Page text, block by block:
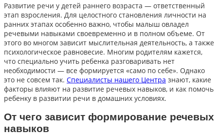
Развитие речи у детей раннего возраста — ответственный
этап взросления. Для целостного становления личности на
ранних этапах особенно важно, чтобы малыш овладел
речевыми навыками своевременно и в полном объеме. От
этого во многом зависит мыслительная деятельность, а также
психологическое равновесие. Многим родителям кажется,
что специально учить ребенка разговаривать нет
необходимости — все формируется «само по себе». Однако
это не совсем так. Специалисты нашего Центра знают, какие
факторы влияют на развитие речевых навыков, и как помочь
ребенку в развитии речи в домашних условиях.
От чего зависит формирование речевых
навыков